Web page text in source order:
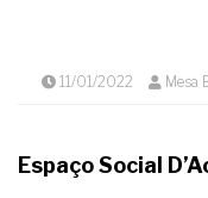
11/01/2022 Mesa
Espaço Social